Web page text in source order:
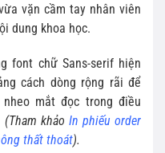
vặn cầm tay nhân viên
dung khoa học.
font chữ Sans-serif hiện
cách dòng rộng rãi để
mắt đọc trong điều
(Tham khảo In phiếu order
thất thoát).